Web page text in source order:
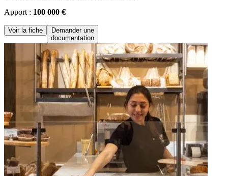
Apport : 100 000 €
Voir la fiche
Demander une
documentation